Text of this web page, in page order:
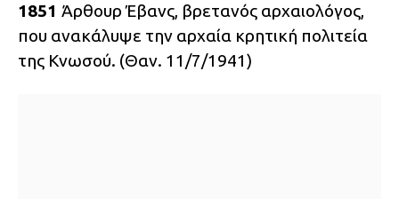
1851 Άρθουρ Έβανς, βρετανός αρχαιολόγος,
που ανακάλυψε την αρχαία κρητική πολιτεία
της Κνωσού. (Θαν. 11/7/1941)